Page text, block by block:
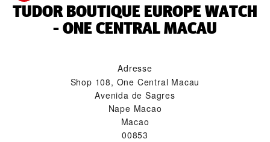
‭TUDOR BOUTIQUE EUROPE WATCH
- ONE CENTRAL MACAU‬
Adresse
Shop 108, One Central Macau
Avenida de Sagres
Nape Macao
Macao
00853